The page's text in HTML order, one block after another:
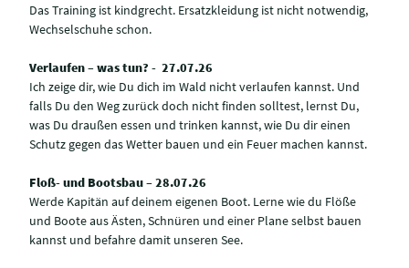
Das Training ist kindgrecht. Ersatzkleidung ist nicht notwendig,
Wechselschuhe schon.
Verlaufen – was tun? - 27.07.26
Ich zeige dir, wie Du dich im Wald nicht verlaufen kannst. Und
falls Du den Weg zurück doch nicht finden solltest, lernst Du,
was Du draußen essen und trinken kannst, wie Du dir einen
Schutz gegen das Wetter bauen und ein Feuer machen kannst.
Floß- und Bootsbau – 28.07.26
Werde Kapitän auf deinem eigenen Boot. Lerne wie du Flöße
und Boote aus Ästen, Schnüren und einer Plane selbst bauen
kannst und befahre damit unseren See.